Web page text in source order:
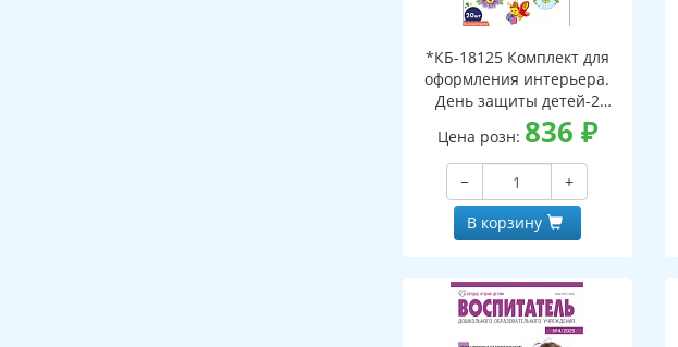
*КБ-18125 Комплект для
оформления интерьера.
День защиты детей-2
(гирлянда 2,3 м с плакатом
А3, плакат А4, 2 фигуры по
1 шт. и 4 фигуры по 20 шт.)
Цена розн: 836 ₽
−
+
В корзину